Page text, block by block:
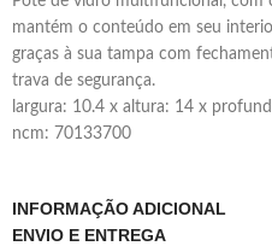
mantém o conteúdo em seu
graças à sua tampa com
trava de segurança.
largura: 10.4 x altura: 14 x
ncm: 70133700
INFORMAÇÃO ADICIONAL
ENVIO E ENTREGA